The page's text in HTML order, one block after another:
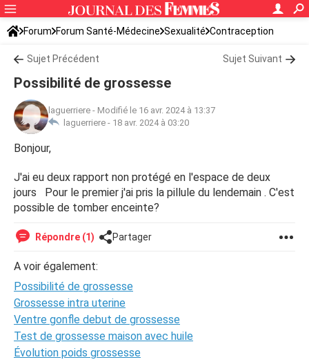
Forum Forum Santé-Médecine Sexualité Contraception
Sujet Précédent Sujet Suivant
Possibilité de grossesse
laguerriere - Modifié le 16 avr. 2024 à 13:37
laguerriere - 18 avr. 2024 à 03:20
Bonjour,
J'ai eu deux rapport non protégé en l'espace de deux
jours Pour le premier j'ai pris la pillule du lendemain . C'est
possible de tomber enceinte?
Répondre (1) Partager
A voir également:
Possibilité de grossesse
Grossesse intra uterine
Ventre gonfle debut de grossesse
Test de grossesse maison avec huile
Évolution poids grossesse